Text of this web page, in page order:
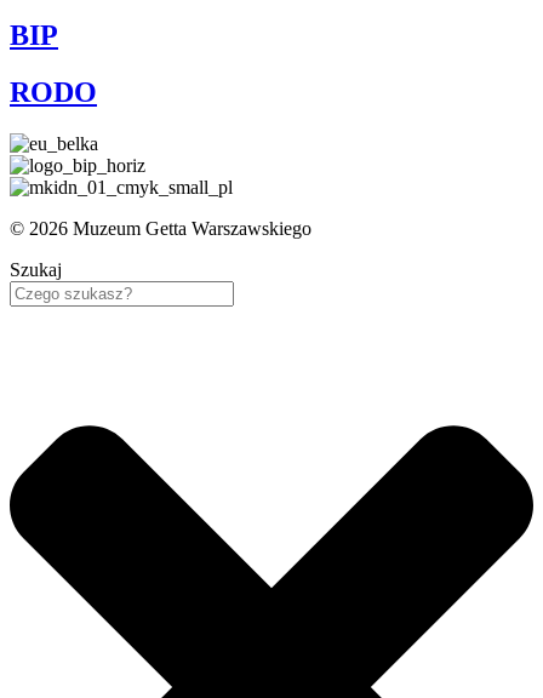
BIP
RODO
© 2026 Muzeum Getta Warszawskiego
Szukaj